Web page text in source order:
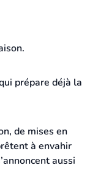
prépare déjà la
de mises en
à envahir
aussi